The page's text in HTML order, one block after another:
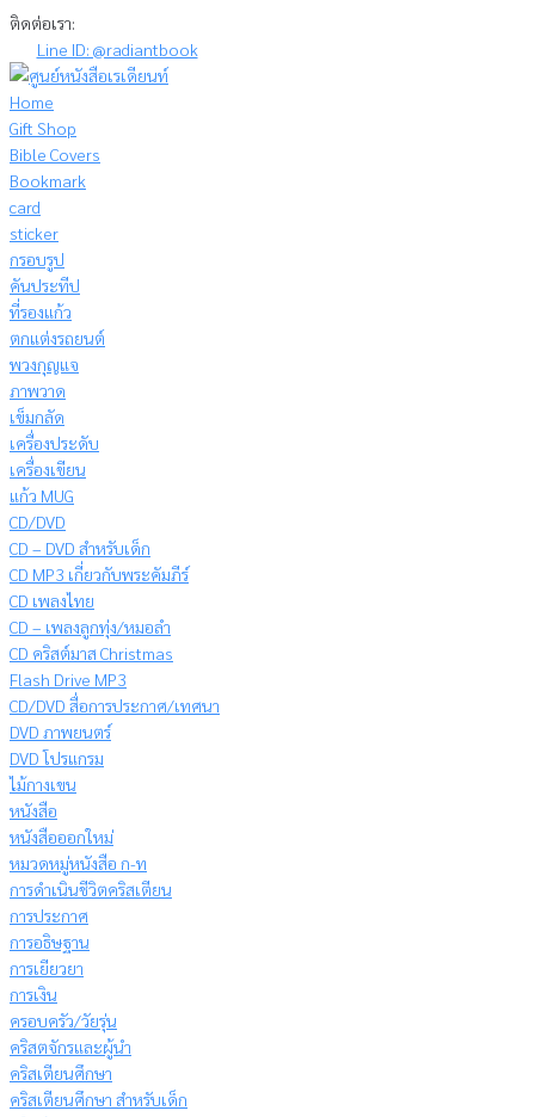
Skip
content
ติดต่อเรา:
Line ID: @radiantbook
Home
Gift Shop
Bible Covers
Bookmark
card
sticker
กรอบรูป
คันประทีป
ที่รองแก้ว
ตกแต่งรถยนต์
พวงกุญแจ
ภาพวาด
เข็มกลัด
เครื่องประดับ
เครื่องเขียน
แก้ว MUG
CD/DVD
CD – DVD สำหรับเด็ก
CD MP3 เกี่ยวกับพระคัมภีร์
CD เพลงไทย
CD – เพลงลูกทุ่ง/หมอลำ
CD คริสต์มาส Christmas
Flash Drive MP3
CD/DVD สื่อการประกาศ/เทศนา
DVD ภาพยนตร์
DVD โปรแกรม
ไม้กางเขน
หนังสือ
หนังสือออกใหม่
หมวดหมู่หนังสือ ก-ท
การดำเนินชีวิตคริสเตียน
การประกาศ
การอธิษฐาน
การเยียวยา
การเงิน
ครอบครัว/วัยรุ่น
คริสตจักรและผู้นำ
คริสเตียนศึกษา
คริสเตียนศึกษา สำหรับเด็ก